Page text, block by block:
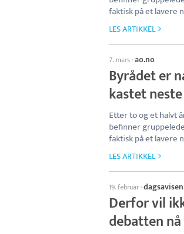
faktisk på et lavere
LES ARTIKKEL
7. mars·ao.no
Byrådet er
kastet
Etter to og et halvt
befinner
faktisk på et lavere
LES ARTIKKEL
19. februar·
Derfor vil
debatten nå